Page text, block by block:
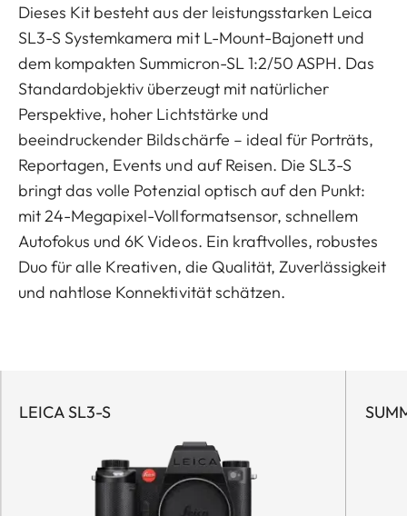
Dieses Kit besteht aus der leistungsstarken Leica
SL3-S Systemkamera mit L-Mount-Bajonett und
dem kompakten Summicron-SL 1:2/50 ASPH. Das
Standardobjektiv überzeugt mit natürlicher
Perspektive, hoher Lichtstärke und
beeindruckender Bildschärfe – ideal für Porträts,
Reportagen, Events und auf Reisen. Die SL3-S
bringt das volle Potenzial optisch auf den Punkt:
mit 24-Megapixel-Vollformatsensor, schnellem
Autofokus und 6K Videos. Ein kraftvolles, robustes
Duo für alle Kreativen, die Qualität, Zuverlässigkeit
und nahtlose Konnektivität schätzen.
LEICA SL3-S